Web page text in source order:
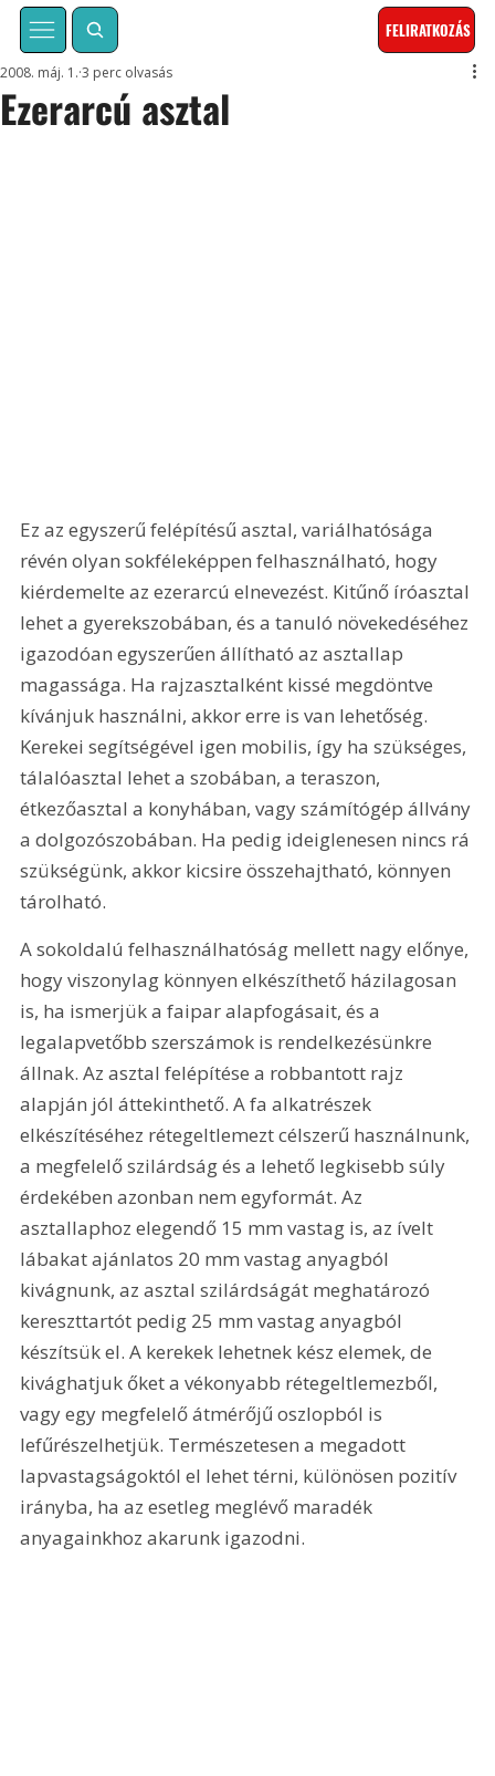
FELIRATKOZÁS
Ezerarcú asztal
2008. máj. 1. 3 perc olvasás
Ez az egyszerű felépítésű asztal, variálhatósága
révén olyan sokféleképpen felhasználható, hogy
kiérdemelte az ezerarcú elnevezést. Kitűnő íróasztal
lehet a gyerekszobában, és a tanuló növekedéséhez
igazodóan egyszerűen állítható az asztallap
magassága. Ha rajzasztalként kissé megdöntve
kívánjuk használni, akkor erre is van lehetőség.
Kerekei segítségével igen mobilis, így ha szükséges,
tálalóasztal lehet a szobában, a teraszon,
étkezőasztal a konyhában, vagy számítógép állvány
a dolgozószobában. Ha pedig ideiglenesen nincs rá
szükségünk, akkor kicsire összehajtható, könnyen
tárolható.
A sokoldalú felhasználhatóság mellett nagy előnye,
hogy viszonylag könnyen elkészíthető házilagosan
is, ha ismerjük a faipar alapfogásait, és a
legalapvetőbb szerszámok is rendelkezésünkre
állnak. Az asztal felépítése a robbantott rajz
alapján jól áttekinthető. A fa alkatrészek
elkészítéséhez rétegeltlemezt célszerű használnunk,
a megfelelő szilárdság és a lehető legkisebb súly
érdekében azonban nem egyformát. Az
asztallaphoz elegendő 15 mm vastag is, az ívelt
lábakat ajánlatos 20 mm vastag anyagból
kivágnunk, az asztal szilárdságát meghatározó
kereszttartót pedig 25 mm vastag anyagból
készítsük el. A kerekek lehetnek kész elemek, de
kivághatjuk őket a vékonyabb rétegeltlemezből,
vagy egy megfelelő átmérőjű oszlopból is
lefűrészelhetjük. Természetesen a megadott
lapvastagságoktól el lehet térni, különösen pozitív
irányba, ha az esetleg meglévő maradék
anyagainkhoz akarunk igazodni.